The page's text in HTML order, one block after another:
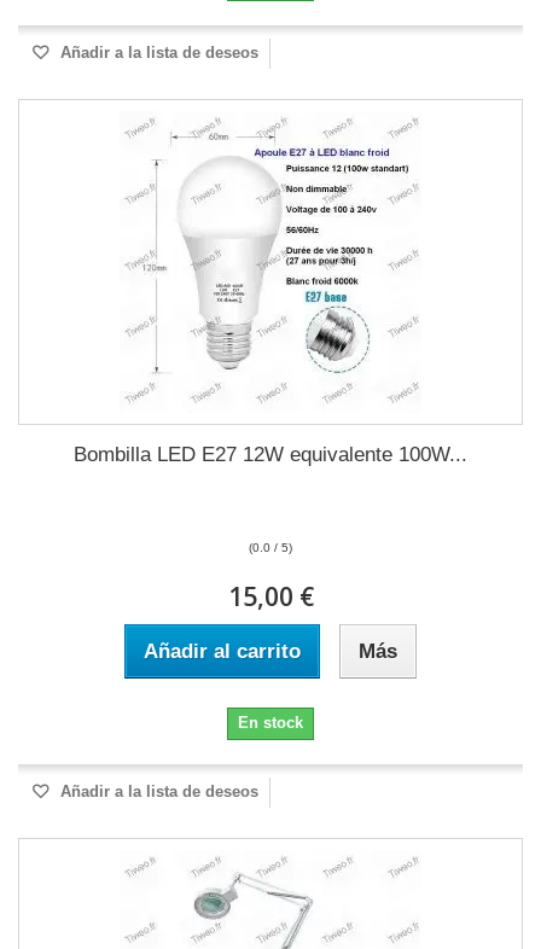
Añadir a la lista de deseos
Bombilla LED E27 12W equivalente 100W...
(0.0 / 5)
15,00 €
Añadir al carrito Más
En stock
Añadir a la lista de deseos